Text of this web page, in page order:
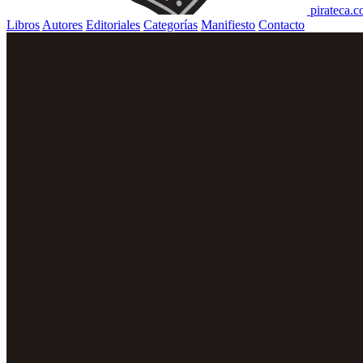
Libros Autores Editoriales Categorías Manifiesto Contacto